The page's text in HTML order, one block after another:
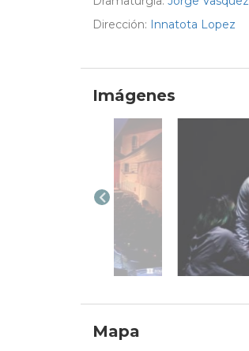
Dirección:
Innatota Lopez
Imágenes
Mapa